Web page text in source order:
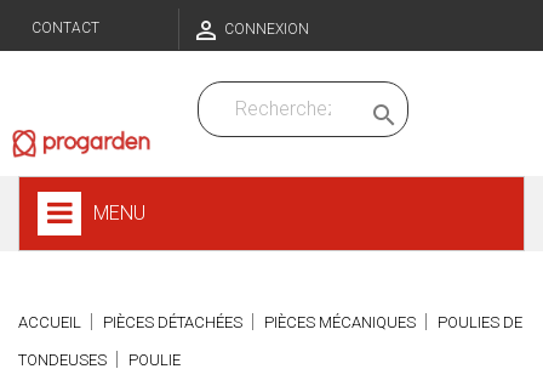
CONTACT  CONNEXION

MENU
ACCUEIL PIÈCES DÉTACHÉES PIÈCES MÉCANIQUES POULIES DE
TONDEUSES POULIE